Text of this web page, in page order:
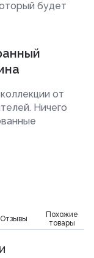
будет
от
Ничего
Отзывы
Похожие
товары